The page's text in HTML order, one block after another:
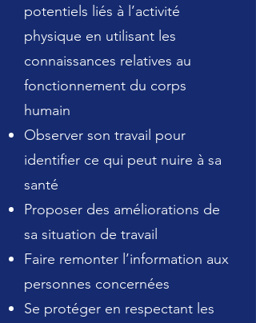
potentiels liés à l’activité
physique en utilisant les
connaissances relatives au
fonctionnement du corps
humain
Observer son travail pour
identifier ce qui peut nuire à sa
santé
Proposer des améliorations de
sa situation de travail
Faire remonter l’information aux
personnes concernées
Se protéger en respectant les